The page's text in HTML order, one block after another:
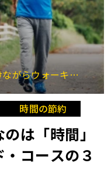
がらウォーキング #
時間の節約
は「時間」
コースの３